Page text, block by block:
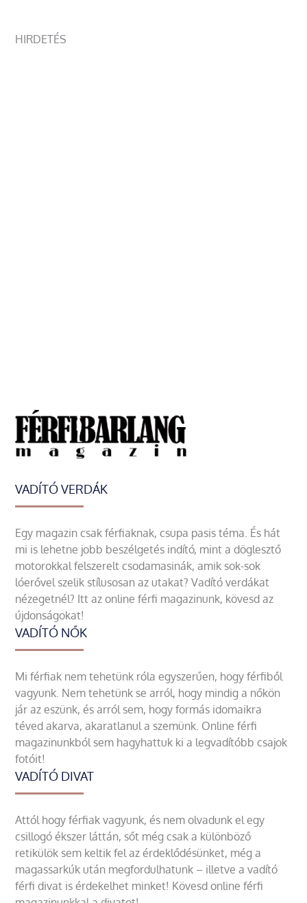
HIRDETÉS
VADÍTÓ VERDÁK
Egy magazin csak férfiaknak, csupa pasis téma. És hát
mi is lehetne jobb beszélgetés indító, mint a döglesztő
motorokkal felszerelt csodamasinák, amik sok-sok
lóerővel szelik stílusosan az utakat? Vadító verdákat
nézegetnél? Itt az online férfi magazinunk, kövesd az
újdonságokat!
VADÍTÓ NŐK
Mi férfiak nem tehetünk róla egyszerűen, hogy férfiből
vagyunk. Nem tehetünk se arról, hogy mindig a nőkön
jár az eszünk, és arról sem, hogy formás idomaikra
téved akarva, akaratlanul a szemünk. Online férfi
magazinunkból sem hagyhattuk ki a legvadítóbb csajok
fotóit!
VADÍTÓ DIVAT
Attól hogy férfiak vagyunk, és nem olvadunk el egy
csillogó ékszer láttán, sőt még csak a különböző
retikülök sem keltik fel az érdeklődésünket, még a
magassarkúk után megfordulhatunk – illetve a vadító
férfi divat is érdekelhet minket! Kövesd online férfi